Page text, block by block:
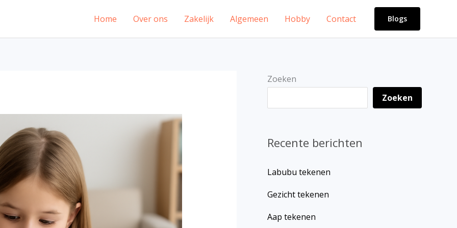
Home Over ons Zakelijk Algemeen Hobby Contact Blogs
Zoeken
Zoeken
Recente berichten
Labubu tekenen
Gezicht tekenen
Aap tekenen